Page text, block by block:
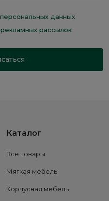
персональных данных
рассылок
Каталог
Все товары
Мягкая мебель
Корпусная мебель